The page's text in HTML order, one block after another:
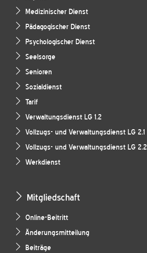
Medizinischer Dienst
Pädagogischer Dienst
Psychologischer Dienst
Seelsorge
Senioren
Sozialdienst
Tarif
Verwaltungsdienst LG 1.2
Vollzugs- und Verwaltungsdienst LG 2.1
Vollzugs- und Verwaltungsdienst LG 2.2
Werkdienst
Mitgliedschaft
Online-Beitritt
Änderungsmitteilung
Beiträge